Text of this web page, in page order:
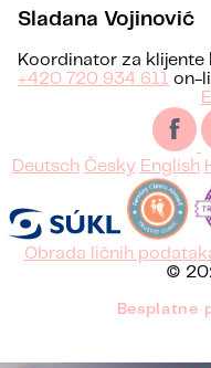
Sladana Vojinović
Koordinator za klijente
+420 720 934 611 on-
Deutsch Česky English
Obrada ličnih
©
Besplatne